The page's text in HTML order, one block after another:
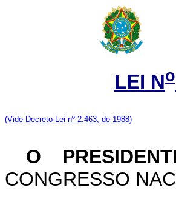
LEI No
(Vide Decreto-Lei nº 2.463, de 1988)
O
CONGRESSO